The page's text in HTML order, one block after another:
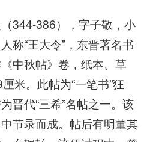
344-386），字子敬，小
称“王大令”，东晋著名书
中秋帖》卷，纸本、草
米。此帖为“一笔书”狂
晋代“三希”名帖之一。该
节录而成。帖后有明董其